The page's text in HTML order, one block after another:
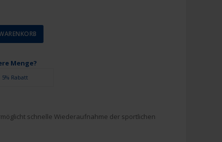
Menge?
5% Rabatt
schnelle Wiederaufnahme der sportlichen